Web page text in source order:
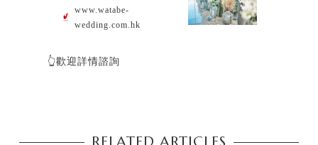
www.watabe-
wedding.com.hk
👆歡迎詳情諮詢